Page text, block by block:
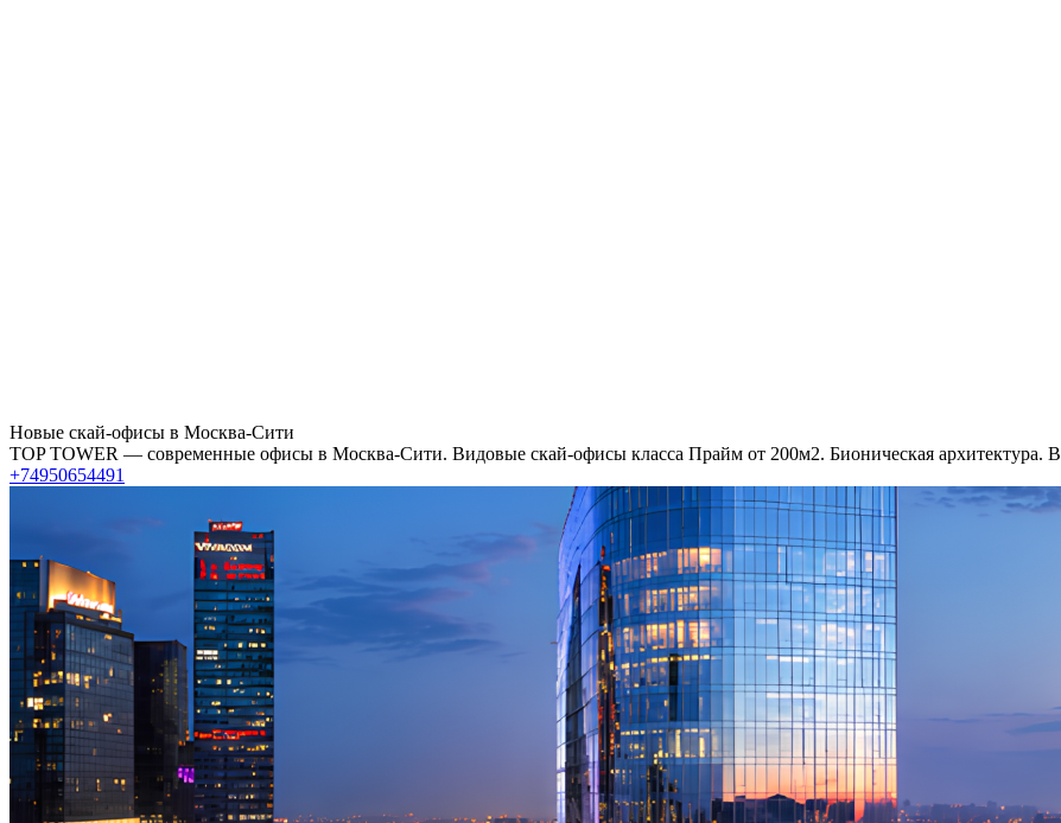
Новые скай-офисы в Москва-Сити
TOP TOWER — современные офисы в Москва-Сити. Видовые скай-офисы класса Прайм от 200м2. Бионическая архитектура.
+74950654491